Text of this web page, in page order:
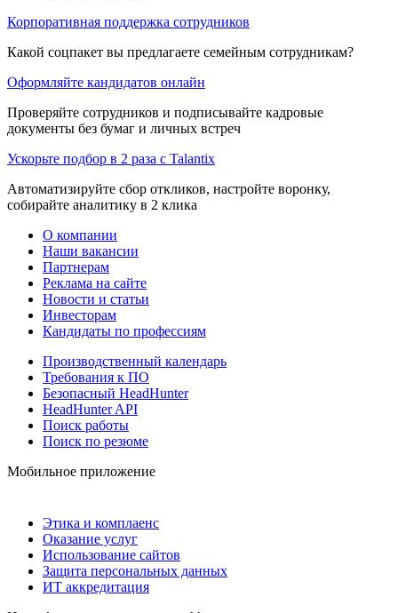
Корпоративная поддержка сотрудников
Какой соцпакет вы предлагаете семейным сотрудникам?
Оформляйте кандидатов онлайн
Проверяйте сотрудников и подписывайте кадровые
документы без бумаг и личных встреч
Ускорьте подбор в 2 раза с Talantix
Автоматизируйте сбор откликов, настройте воронку,
собирайте аналитику в 2 клика
О компании
Наши вакансии
Партнерам
Реклама на сайте
Новости и статьи
Инвесторам
Кандидаты по профессиям
Производственный календарь
Требования к ПО
Безопасный HeadHunter
HeadHunter API
Поиск работы
Поиск по резюме
Мобильное приложение
Этика и комплаенс
Оказание услуг
Использование сайтов
Защита персональных данных
ИТ аккредитация